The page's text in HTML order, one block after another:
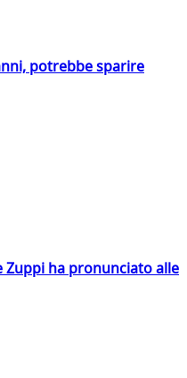
potrebbe sparire
Zuppi ha pronunciato alle